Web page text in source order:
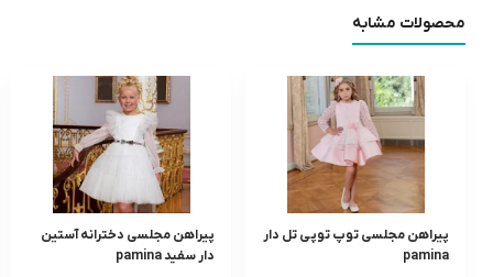
محصولات مشابه
پیراهن مجلسی توپ توپی تل دار
pamina
پیراهن مجلسی دخترانه آستین
دار سفید pamina